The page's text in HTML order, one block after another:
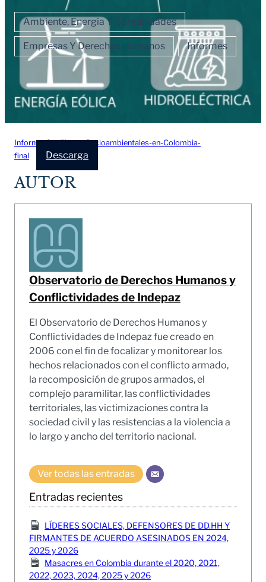
Ambiente, Energía Y Comunidades
Empresas Y Derechos Humanos Informes
Informe-Conflictos-Socioambientales-en-Colombia-
final
Descarga
AUTOR
Observatorio de Derechos Humanos y
Conflictividades de Indepaz
El Observatorio de Derechos Humanos y
Conflictividades de Indepaz fue creado en
2006 con el fin de focalizar y monitorear los
hechos relacionados con el conflicto armado,
la recomposición de grupos armados, el
complejo paramilitar, las conflictividades
territoriales, las victimizaciones contra la
sociedad civil y las resistencias a la violencia a
lo largo y ancho del territorio nacional.
Ver todas las entradas
Entradas recientes
LÍDERES SOCIALES, DEFENSORES DE DD.HH Y
FIRMANTES DE ACUERDO ASESINADOS EN 2024,
2025 y 2026
Masacres en Colombia durante el 2020, 2021,
2022, 2023, 2024, 2025 y 2026